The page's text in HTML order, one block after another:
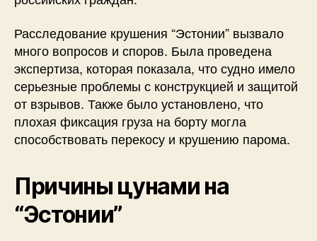
Расследование крушения “Эстонии” вызвало
много вопросов и споров. Была проведена
экспертиза, которая показала, что судно имело
серьезные проблемы с конструкцией и защитой
от взрывов. Также было установлено, что
плохая фиксация груза на борту могла
способствовать перекосу и крушению парома.
Причины цунами на
“Эстонии”